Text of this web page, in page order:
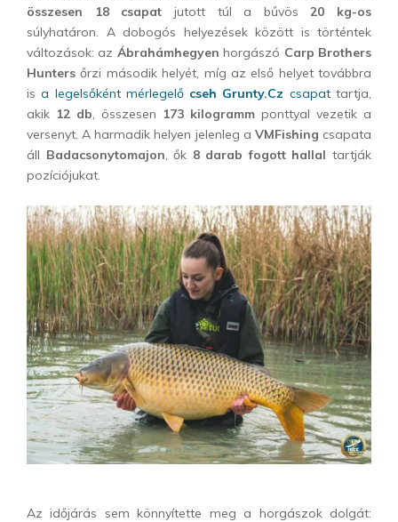
összesen 18 csapat jutott túl a bűvös 20 kg-os
súlyhatáron. A dobogós helyezések között is történtek
változások: az Ábrahámhegyen horgászó Carp Brothers
Hunters őrzi második helyét, míg az első helyet továbbra
isa legelsőként mérlegelő cseh Grunty.Cz csapattartja,
akik 12 db , összesen 173 kilogramm ponttyal vezetik a
versenyt. A harmadik helyen jelenleg a VMFishing csapata
áll Badacsonytomajon , ők 8 darab fogott hallal tartják
pozíciójukat.
Az időjárás sem könnyítette meg a horgászok dolgát: